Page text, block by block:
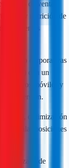
de venta,
y nutrición de
en clientes
web corporativas
con un
móviles y
conversión.
local, optimización
a escalar posiciones
avanzada de